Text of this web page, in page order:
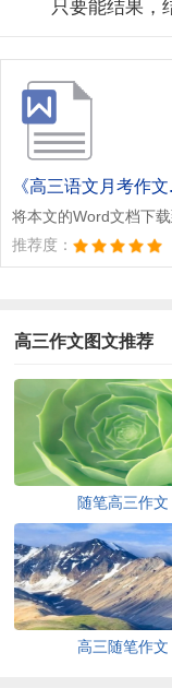
只要能结果，
《高三语文月考作文
将本文的Word文档下
推荐度：
高三作文图文推荐
随笔高三作文
高三随笔作文